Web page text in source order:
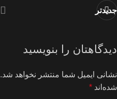
جدیدتر
دیدگاهتان را بنویسید
نشانی ایمیل شما منتشر نخواهد شد.
شده‌اند *